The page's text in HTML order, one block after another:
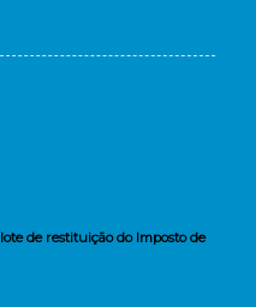
de restituição do Imposto de